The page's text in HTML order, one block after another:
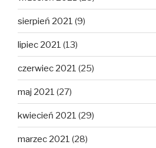
sierpień 2021 (9)
lipiec 2021 (13)
czerwiec 2021 (25)
maj 2021 (27)
kwiecień 2021 (29)
marzec 2021 (28)